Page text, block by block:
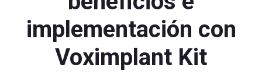
implementación con
Voximplant Kit